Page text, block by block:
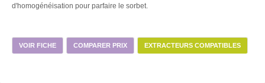
d'homogénéisation pour parfaire le sorbet.
VOIR FICHE COMPARER PRIX EXTRACTEURS COMPATIBLES